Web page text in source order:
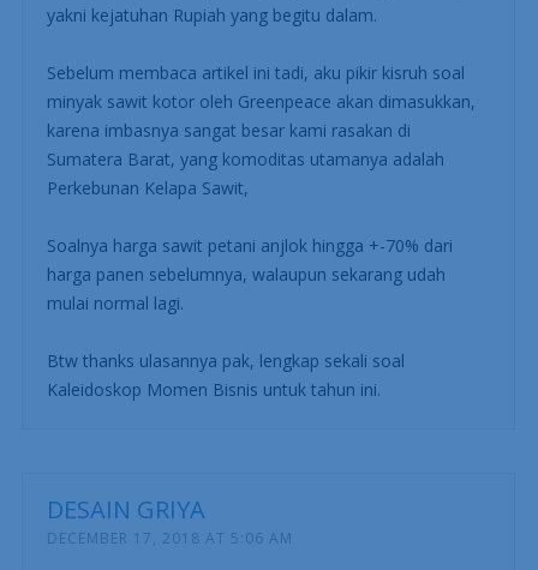
yakni kejatuhan Rupiah yang begitu dalam.
Sebelum membaca artikel ini tadi, aku pikir kisruh soal
minyak sawit kotor oleh Greenpeace akan dimasukkan,
karena imbasnya sangat besar kami rasakan di
Sumatera Barat, yang komoditas utamanya adalah
Perkebunan Kelapa Sawit,
Soalnya harga sawit petani anjlok hingga +-70% dari
harga panen sebelumnya, walaupun sekarang udah
mulai normal lagi.
Btw thanks ulasannya pak, lengkap sekali soal
Kaleidoskop Momen Bisnis untuk tahun ini.
DESAIN GRIYA
DECEMBER 17, 2018 AT 5:06 AM